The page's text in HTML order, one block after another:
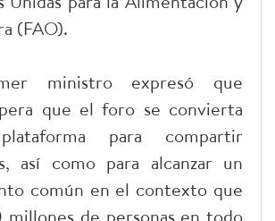
(FAO).
ministro expresó que
que el foro se convierta
para compartir
así como para alcanzar un
común en el contexto que
millones de personas en todo